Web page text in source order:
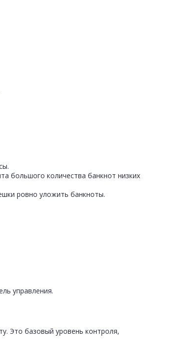
большого количества банкнот низких
ровно уложить банкноты.
управления.
Это базовый уровень контроля,